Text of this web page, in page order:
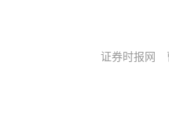
证券时报网